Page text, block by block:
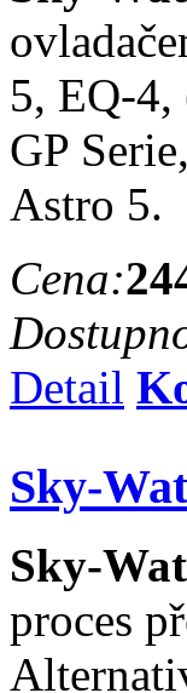
5, EQ-
GP
Astro 5.
Cena:
Detail
Sky-
Sky-
proces